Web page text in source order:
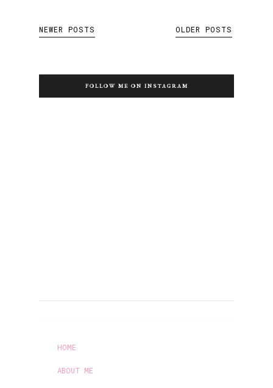
NEWER POSTS OLDER POSTS
FOLLOW ME ON INSTAGRAM
HOME
ABOUT ME